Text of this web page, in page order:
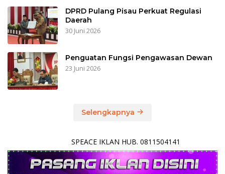
DPRD Pulang Pisau Perkuat Regulasi
Daerah
30 Juni 2026
Penguatan Fungsi Pengawasan Dewan
23 Juni 2026
Selengkapnya
SPEACE IKLAN HUB. 0811504141